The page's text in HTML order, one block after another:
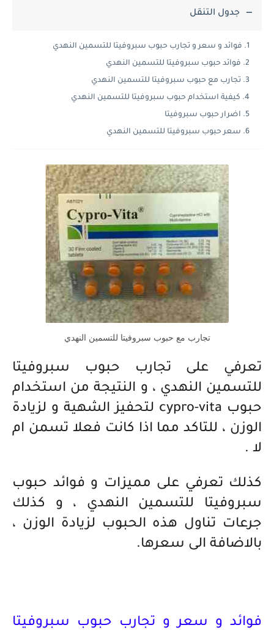
جدول التنقل
فوائد و سعر و تجارب حبوب سبروفيتا للتسمين النهدي
فوائد حبوب سبروفيتا للتسمين النهدي
تجارب مع حبوب سبروفيتا للتسمين النهدي
كيفية استخدام حبوب سبروفيتا للتسمين النهدي
اضرار حبوب سبروفيتا
سعر حبوب سبروفيتا للتسمين النهدي
تجارب مع حبوب سبروفيتا للتسمين النهدي
تعرفي على تجارب حبوب سبروفيتا
للتسمين النهدي ، و النتيجة من استخدام
حبوب cypro-vita لتحفيز الشهية و لزيادة
الوزن ، للتاكد مما اذا كانت فعلا تسمن ام
لا .
كذلك تعرفي على مميزات و فوائد حبوب
سبروفيتا للتسمين النهدي ، و كذلك
جرعات تناول هذه الحبوب لزيادة الوزن ،
بالاضافة الى سعرها.
فوائد و سعر و تجارب حبوب سبروفيتا